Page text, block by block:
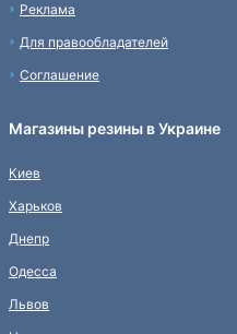
Реклама
Для правообладателей
Соглашение
Магазины резины в Украине
Киев
Харьков
Днепр
Одесса
Львов